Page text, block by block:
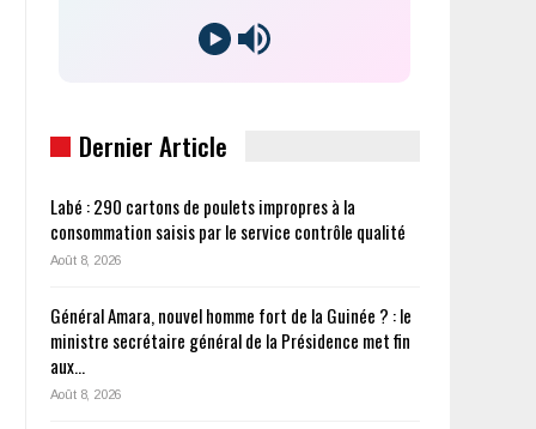
Dernier Article
Labé : 290 cartons de poulets impropres à la
consommation saisis par le service contrôle qualité
Août 8, 2026
Général Amara, nouvel homme fort de la Guinée ? : le
ministre secrétaire général de la Présidence met fin
aux…
Août 8, 2026